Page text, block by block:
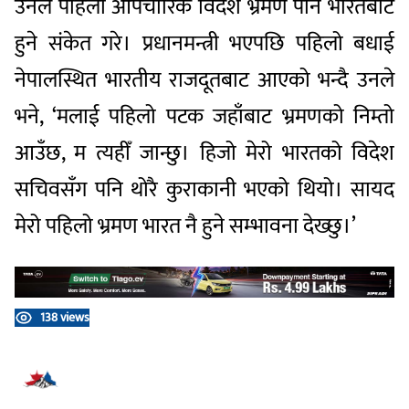
हुने संकेत गरे। प्रधानमन्त्री भएपछि पहिलो बधाई
नेपालस्थित भारतीय राजदूतबाट आएको भन्दै उनले
भने, ‘मलाई पहिलो पटक जहाँबाट भ्रमणको निम्तो
आउँछ, म त्यहीँ जान्छु। हिजो मेरो भारतको विदेश
सचिवसँग पनि थोरै कुराकानी भएको थियो। सायद
मेरो पहिलो भ्रमण भारत नै हुने सम्भावना देख्छु।’
138 views